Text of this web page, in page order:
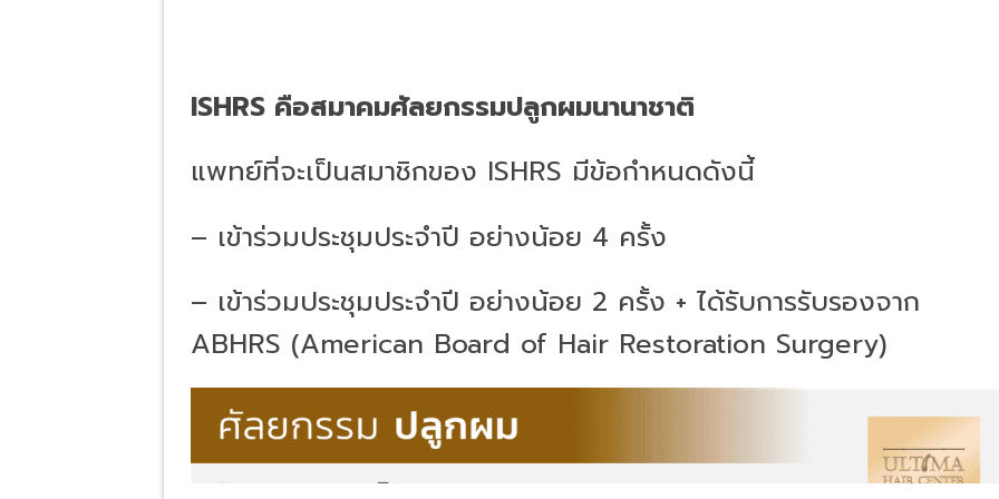
ISHRS คือสมาคมศัลยกรรมปลูกผมนานาชาติ
แพทย์ที่จะเป็นสมาชิกของ ISHRS มีข้อกำหนดดังนี้
– เข้าร่วมประชุมประจำปี อย่างน้อย 4 ครั้ง
– เข้าร่วมประชุมประจำปี อย่างน้อย 2 ครั้ง + ได้รับการรับรองจาก
ABHRS (American Board of Hair Restoration Surgery)